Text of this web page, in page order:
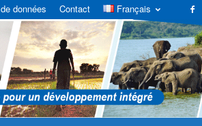
données Contact Français